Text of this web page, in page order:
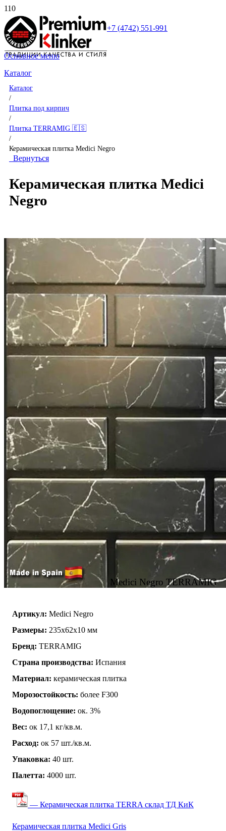
+7 (4742) 551-991
Основное меню
Каталог
Каталог
/
Плитка под кирпич
/
Плитка TERRAMIG 🇪🇸
/
Керамическая плитка Medici Negro
Вернуться
Керамическая плитка Medici
Negro
Medici Negro TERRAMIG
Артикул: Medici Negro
Размеры: 235x62x10 мм
Бренд: TERRAMIG
Страна производства: Испания
Материал: керамическая плитка
Морозостойкость: более F300
Водопоглощение: ок. 3%
Вес: ок 17,1 кг/кв.м.
Расход: ок 57 шт./кв.м.
Упаковка: 40 шт.
Палетта: 4000 шт.
— Керамическая плитка TERRA склад ТД КиК
Керамическая плитка Medici Gris